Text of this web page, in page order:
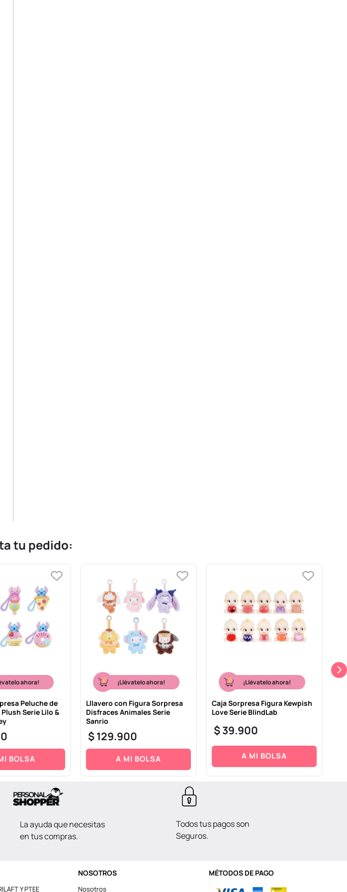
tu pedido:
ahora!
Peluche de
Serie Lilo &
BOLSA
¡Llévatelo ahora!
Lllavero con Figura Sorpresa
Disfraces Animales Serie
Sanrio
$129.900
A MI BOLSA
¡Llévatelo ahora!
Caja Sorpresa Figura Kewpish
Love Serie BlindLab
$39.900
A MI BOLSA
La ayuda que necesitas
en tus compras.
Todos tus pagos son
Seguros.
Y PTEE
NOSOTROS
Nosotros
MÉTODOS DE PAGO